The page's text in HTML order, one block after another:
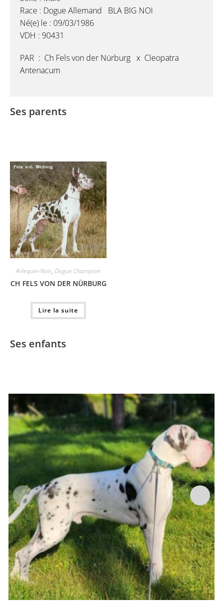
Race : Dogue Allemand BLA BIG NOI
Né(e) le : 09/03/1986
VDH : 90431
PAR : Ch Fels von der Nürburg x Cleopatra
Antenacum
Ses parents
Arlequin-Noir, Dogue Champion
CH FELS VON DER NÜRBURG
Lire la suite
Ses enfants